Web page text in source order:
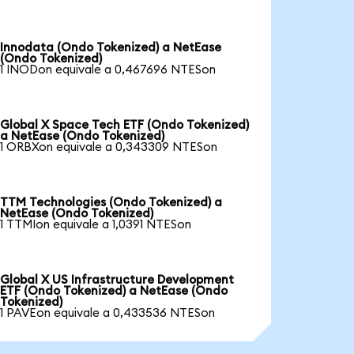
Innodata (Ondo Tokenized) a NetEase
(Ondo Tokenized)
1 INODon equivale a 0,467696 NTESon
Global X Space Tech ETF (Ondo Tokenized)
a NetEase (Ondo Tokenized)
1 ORBXon equivale a 0,343309 NTESon
TTM Technologies (Ondo Tokenized) a
NetEase (Ondo Tokenized)
1 TTMIon equivale a 1,0391 NTESon
Global X US Infrastructure Development
ETF (Ondo Tokenized) a NetEase (Ondo
Tokenized)
1 PAVEon equivale a 0,433536 NTESon